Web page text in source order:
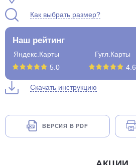
Как выбрать размер?
Наш рейтинг
Яндекс.Карты
5.0
Гугл.Карты
4.6
Скачать инструкцию
ВЕРСИЯ В PDF